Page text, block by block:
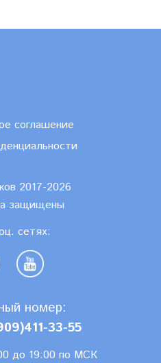
соглашение
2017-2026
защищены
сетях:
номер:
33-55
до 19:00 по МСК